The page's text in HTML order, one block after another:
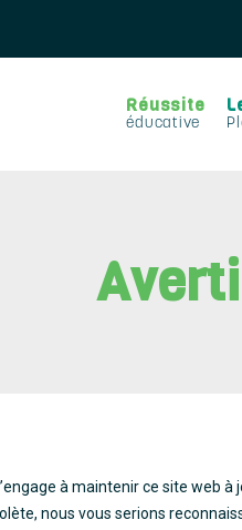
Réussite
éducative
à maintenir ce site web
nous vous serions